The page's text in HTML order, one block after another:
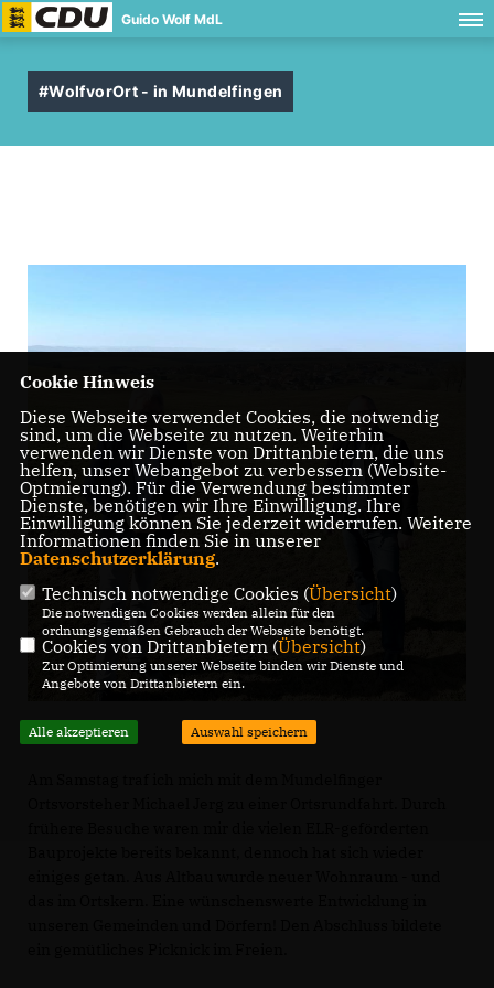
Guido Wolf MdL
#WolfvorOrt - in Mundelfingen
Cookie Hinweis
Diese Webseite verwendet Cookies, die notwendig
sind, um die Webseite zu nutzen. Weiterhin
verwenden wir Dienste von Drittanbietern, die uns
helfen, unser Webangebot zu verbessern (Website-
Optmierung). Für die Verwendung bestimmter
Dienste, benötigen wir Ihre Einwilligung. Ihre
Einwilligung können Sie jederzeit widerrufen. Weitere
Informationen finden Sie in unserer
Datenschutzerklärung.
Technisch notwendige Cookies (Übersicht)
Die notwendigen Cookies werden allein für den
ordnungsgemäßen Gebrauch der Webseite benötigt.
Cookies von Drittanbietern (Übersicht)
Zur Optimierung unserer Webseite binden wir Dienste und
Angebote von Drittanbietern ein.
Alle akzeptieren Auswahl speichern